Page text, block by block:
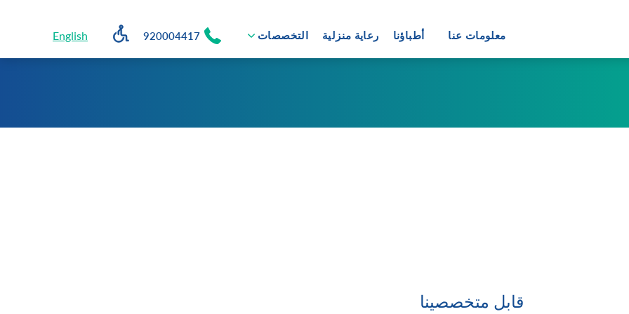
معلومات عنا أطباؤنا رعاية منزلية التخصصات Open submenu
طب العيون
920004417
Accessibility Dropdown
English
قابل متخصصينا